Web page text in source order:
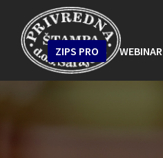
ZIPS PRO WEBINAR